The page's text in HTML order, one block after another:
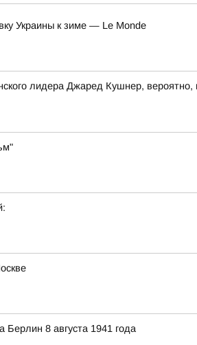
Украины к зиме — Le Monde
лидера Джаред Кушнер,
8 августа 1941 года